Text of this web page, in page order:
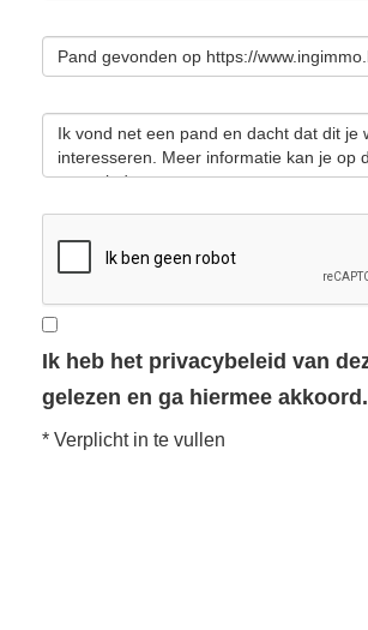
Ik heb het privacybeleid van
gelezen en ga hiermee akkoord.
* Verplicht in te vullen